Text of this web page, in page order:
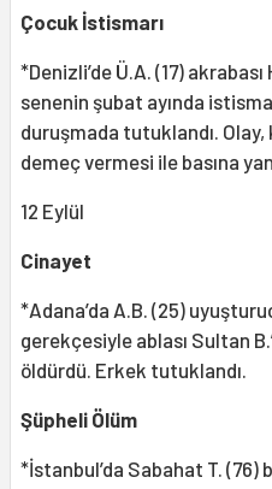
Çocuk İstismarı
*Denizli’de Ü.A. (17) akrabası
senenin şubat ayında
duruşmada tutuklandı. Olay,
demeç vermesi ile basına
12 Eylül
Cinayet
*Adana’da A.B. (25)
gerekçesiyle ablası Sultan
öldürdü. Erkek tutuklandı.
Şüpheli Ölüm
*İstanbul’da Sabahat T.